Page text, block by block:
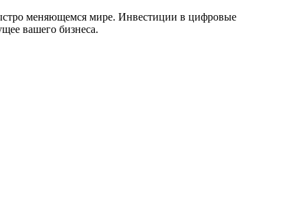
меняющемся мире. Инвестиции в цифровые
вашего бизнеса.